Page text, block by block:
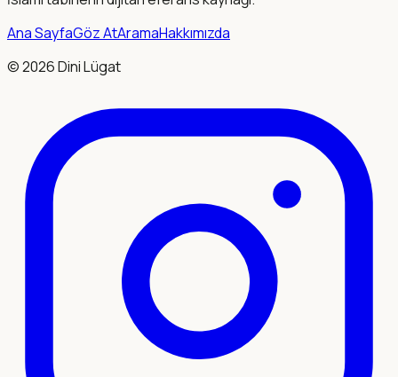
Ana SayfaGöz AtAramaHakkımızda
©2026Dini Lügat